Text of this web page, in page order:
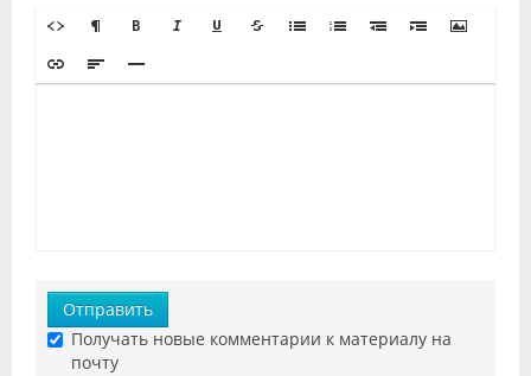
Отправить
Получать новые комментарии к материалу на
почту